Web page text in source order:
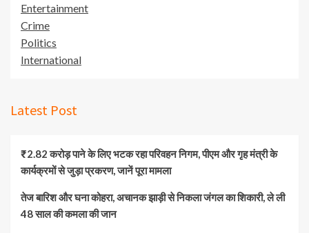
Entertainment
Crime
Politics
International
Latest Post
₹2.82 करोड़ पाने के लिए भटक रहा परिवहन निगम, पीएम और गृह मंत्री के
कार्यक्रमों से जुड़ा प्रकरण, जानें पूरा मामला
तेज बारिश और घना कोहरा, अचानक झाड़ी से निकला जंगल का शिकारी, ले ली
48 साल की कमला की जान